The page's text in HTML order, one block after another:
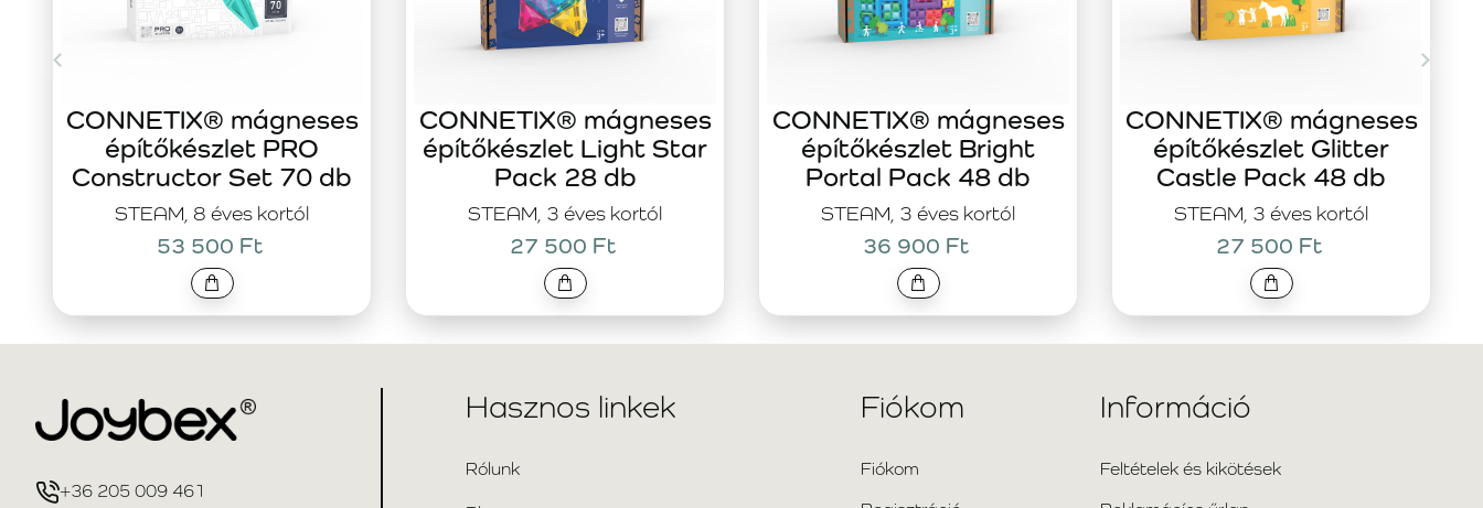
STEAM, 8 éves kortól
CONNETIX® mágneses
építőkészlet PRO
Constructor Set 70 db
53 500 Ft
STEAM, 3 éves kortól
CONNETIX® mágneses
építőkészlet Light Star
Pack 28 db
27 500 Ft
STEAM, 3 éves kortól
CONNETIX® mágneses
építőkészlet Bright
Portal Pack 48 db
36 900 Ft
STEAM, 3 éves kortól
CONNETIX® mágneses
építőkészlet Glitter
Castle Pack 48 db
27 500 Ft
+36 205 009 461
Hasznos linkek
Rólunk
Fiókom
Fiókom
Információ
Feltételek és kikötések